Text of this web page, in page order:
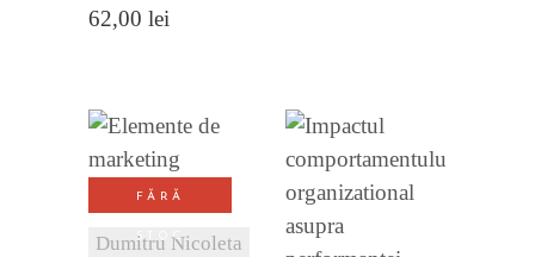
62,00 lei
FĂRĂ
STOC
Dumitru Nicoleta
VEZI
DETALII
VEZI